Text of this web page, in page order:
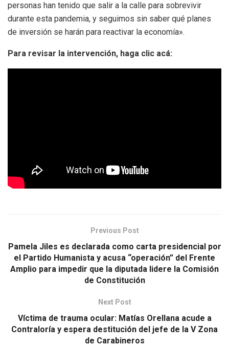
personas han tenido que salir a la calle para sobrevivir
durante esta pandemia, y seguimos sin saber qué planes
de inversión se harán para reactivar la economía».
Para revisar la intervención, haga clic acá:
Previous Post
Pamela Jiles es declarada como carta presidencial por
el Partido Humanista y acusa “operación” del Frente
Amplio para impedir que la diputada lidere la Comisión
de Constitución
Next Post
Víctima de trauma ocular: Matías Orellana acude a
Contraloría y espera destitución del jefe de la V Zona
de Carabineros